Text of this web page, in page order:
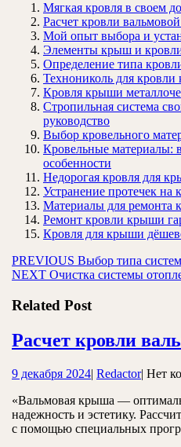
Мягкая кровля в своем
Расчет кровли
Мой опыт выбора и
Элементы крыш и
Определение типа
Технониколь для
Кровля крыши
Стропильная система
руководство
Выбор кровельного
Кровельные материалы:
особенности
Недорогая кровля для
Устранение протечек на
Материалы для ремонта
Ремонт кровли крыши
Кровля для крыши
Навигация
по
записям
PREVIOUS Предыдущая
запись:
Выбор типа
NEXT Следующая
Очистка системы
Related Post
Расчет кровли
9 декабря 20249
2024
| Redactor| Нет
«Вальмовая крыша —
надежность и эстетику.
с помощью специальных